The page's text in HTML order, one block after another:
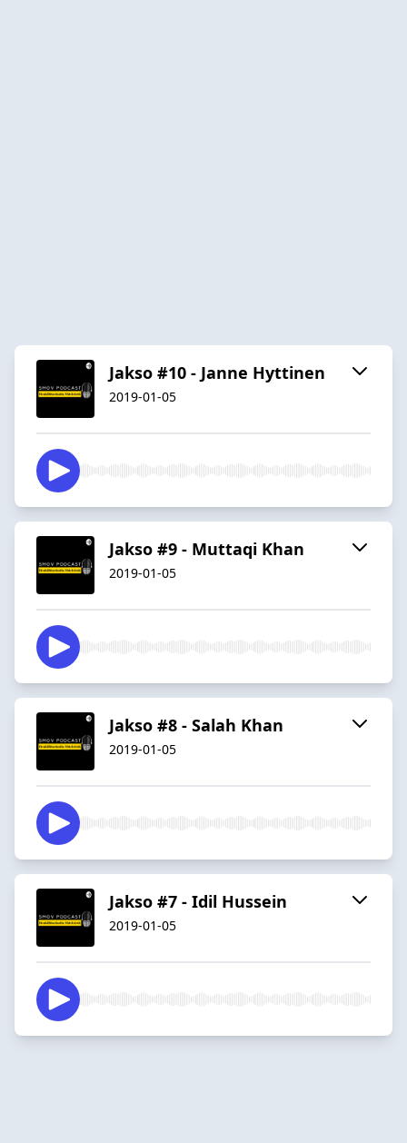
Jakso #10 - Janne Hyttinen
2019-01-05
Jakso #9 - Muttaqi Khan
2019-01-05
Jakso #8 - Salah Khan
2019-01-05
Jakso #7 - Idil Hussein
2019-01-05